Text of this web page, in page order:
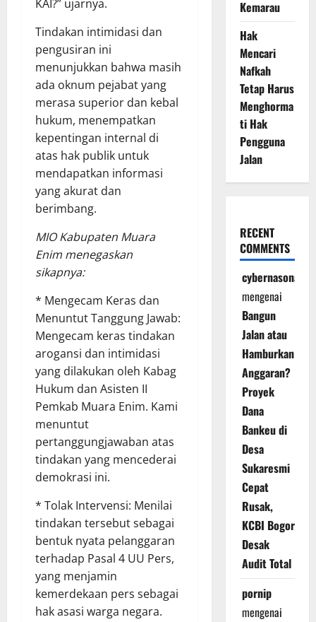
KAI?” ujarnya.
Tindakan intimidasi dan
pengusiran ini
menunjukkan bahwa masih
ada oknum pejabat yang
merasa superior dan kebal
hukum, menempatkan
kepentingan internal di
atas hak publik untuk
mendapatkan informasi
yang akurat dan
berimbang.
MIO Kabupaten Muara
Enim menegaskan
sikapnya:
* Mengecam Keras dan
Menuntut Tanggung Jawab:
Mengecam keras tindakan
arogansi dan intimidasi
yang dilakukan oleh Kabag
Hukum dan Asisten II
Pemkab Muara Enim. Kami
menuntut
pertanggungjawaban atas
tindakan yang mencederai
demokrasi ini.
* Tolak Intervensi: Menilai
tindakan tersebut sebagai
bentuk nyata pelanggaran
terhadap Pasal 4 UU Pers,
yang menjamin
kemerdekaan pers sebagai
hak asasi warga negara.
Kemarau
Hak
Mencari
Nafkah
Tetap Harus
Menghorma
ti Hak
Pengguna
Jalan
RECENT
COMMENTS
cybernasonal
mengenai
Bangun
Jalan atau
Hamburkan
Anggaran?
Proyek
Dana
Bankeu di
Desa
Sukaresmi
Cepat
Rusak,
KCBI Bogor
Desak
Audit Total
pornip
mengenai